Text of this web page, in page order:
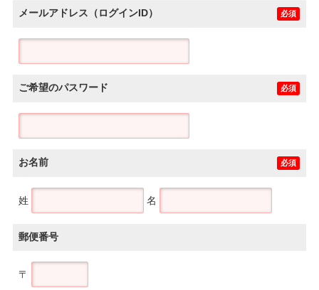
メールアドレス（ログインID） 必須
ご希望のパスワード 必須
お名前 必須
姓 名
郵便番号
〒